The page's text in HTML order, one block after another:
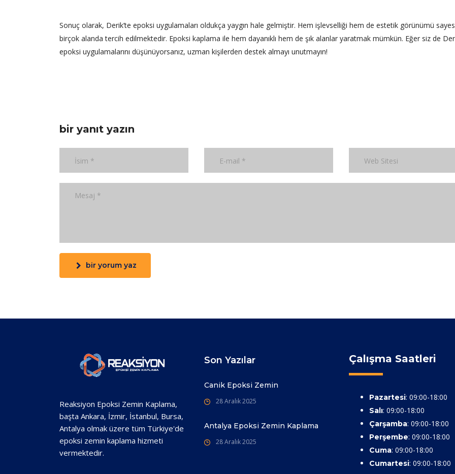
Sonuç olarak, Derik’te epoksi uygulamaları oldukça yaygın hale gelmiştir. Hem işlevselliği hem de estetik görünümü
birçok alanda tercih edilmektedir. Epoksi kaplama ile hem dayanıklı hem de şık alanlar yaratmak mümkün. Eğer siz de
epoksi uygulamalarını düşünüyorsanız, uzman kişilerden destek almayı unutmayın!
bir yanıt yazın
bir yorum yaz
Reaksiyon Epoksi Zemin Kaplama,
başta Ankara, İzmir, İstanbul, Bursa,
Antalya olmak üzere tüm Türkiye'de
epoksi zemin kaplama hizmeti
vermektedir.
Son Yazılar
Canik Epoksi Zemin
28 Aralık 2025
Antalya Epoksi Zemin Kaplama
28 Aralık 2025
Çalışma Saatleri
Pazartesi: 09:00-18:00
Salı: 09:00-18:00
Çarşamba: 09:00-18:00
Perşembe: 09:00-18:00
Cuma: 09:00-18:00
Cumartesi: 09:00-18:00